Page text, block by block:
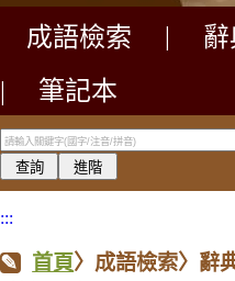
成語檢索
|
筆記本
:::
首頁〉成語檢索〉辭